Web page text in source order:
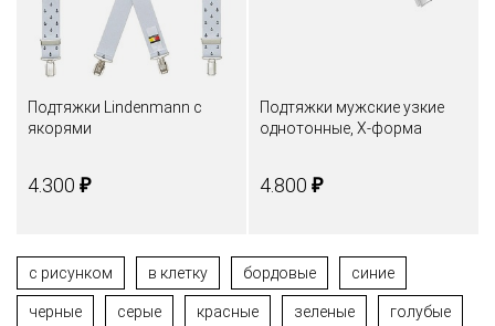
Подтяжки Lindenmann с
якорями
4.300 ₽
Подтяжки мужские узкие
однотонные, Х-форма
4.800 ₽
с рисунком в клетку бордовые синие
черные серые красные зеленые голубые